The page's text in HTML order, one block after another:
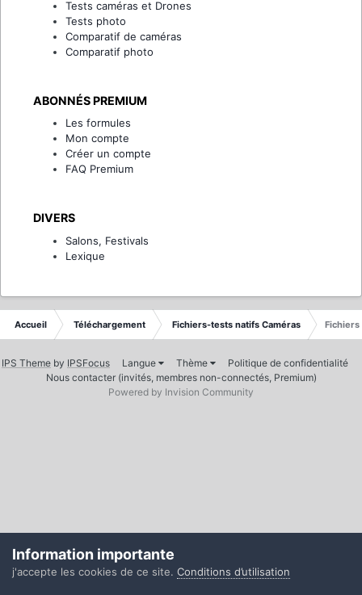
Tests caméras et Drones
Tests photo
Comparatif de caméras
Comparatif photo
ABONNÉS PREMIUM
Les formules
Mon compte
Créer un compte
FAQ Premium
DIVERS
Salons, Festivals
Lexique
Accueil Téléchargement Fichiers-tests natifs Caméras Fichiers
IPS Theme by IPSFocus Langue Thème
Politique de confidentialité
Nous contacter (invités, membres non-connectés, Premium)
Powered by Invision Community
Information importante
j'accepte les cookies de ce site. Conditions d’utilisation